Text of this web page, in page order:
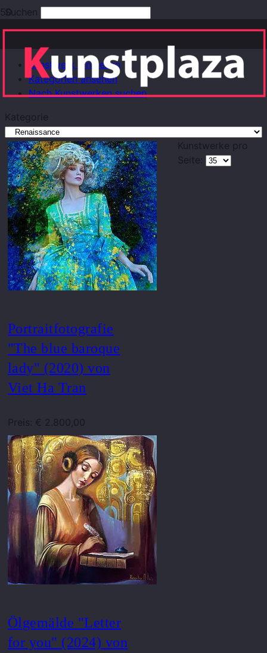
Suchen
Kunstwerk einstellen
Kategorien ansehen
Nach Kunstwerken suchen
Kategorie
Portraitfotografie
"The blue baroque
lady" (2020) von
Viet Ha Tran
Preis: € 2.800,00
Ölgemälde "Letter
for you" (2024) von
Kunstwerke pro
Seite: